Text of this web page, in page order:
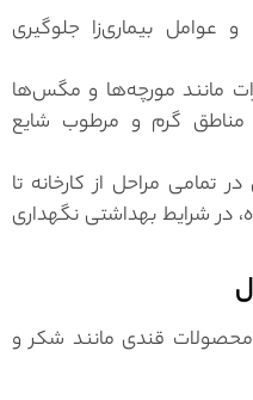
و عوامل بیماری‌زا جلوگیری
مانند مورچه‌ها و مگس‌ها
گرم و مرطوب شایع
مراحل از کارخانه تا
شرایط بهداشتی نگهداری
قندی مانند شکر و